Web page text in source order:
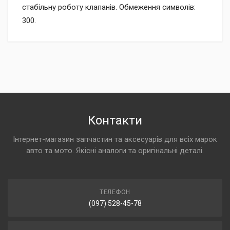
стабільну роботу клапанів. Обмеження символів:
300.
Контакти
Інтернет-магазин запчастин та аксесуарів для всіх марок
авто та мото. Якісні аналоги та оригінальні деталі.
ТЕЛЕФОН
(097) 528-45-78